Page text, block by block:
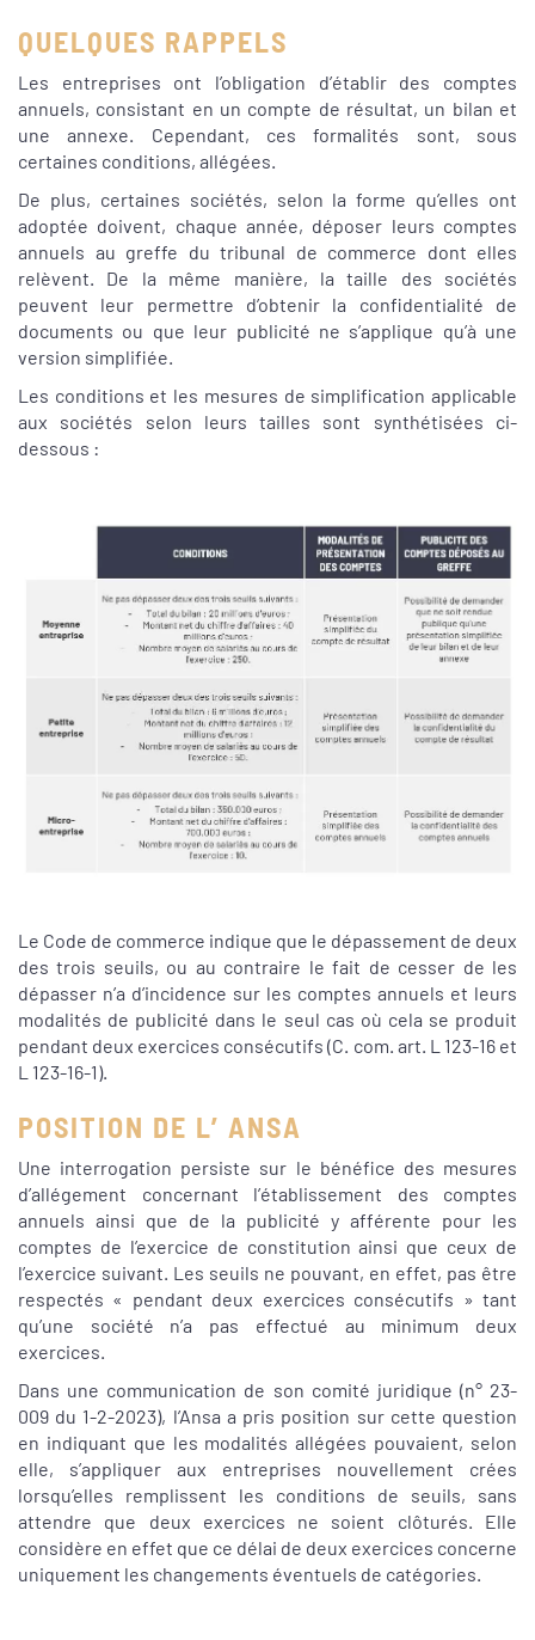
QUELQUES RAPPELS
Les entreprises ont l’obligation d’établir des comptes
annuels, consistant en un compte de résultat, un bilan et
une annexe. Cependant, ces formalités sont, sous
certaines conditions, allégées.
De plus, certaines sociétés, selon la forme qu’elles ont
adoptée doivent, chaque année, déposer leurs comptes
annuels au greffe du tribunal de commerce dont elles
relèvent. De la même manière, la taille des sociétés
peuvent leur permettre d’obtenir la confidentialité de
documents ou que leur publicité ne s’applique qu’à une
version simplifiée.
Les conditions et les mesures de simplification applicable
aux sociétés selon leurs tailles sont synthétisées ci-
dessous :
Le Code de commerce indique que le dépassement de deux
des trois seuils, ou au contraire le fait de cesser de les
dépasser n’a d’incidence sur les comptes annuels et leurs
modalités de publicité dans le seul cas où cela se produit
pendant deux exercices consécutifs (C. com. art. L 123-16 et
L 123-16-1).
POSITION DE L’ ANSA
Une interrogation persiste sur le bénéfice des mesures
d’allégement concernant l’établissement des comptes
annuels ainsi que de la publicité y afférente pour les
comptes de l’exercice de constitution ainsi que ceux de
l’exercice suivant. Les seuils ne pouvant, en effet, pas être
respectés « pendant deux exercices consécutifs » tant
qu’une société n’a pas effectué au minimum deux
exercices.
Dans une communication de son comité juridique (n° 23-
009 du 1-2-2023), l’Ansa a pris position sur cette question
en indiquant que les modalités allégées pouvaient, selon
elle, s’appliquer aux entreprises nouvellement crées
lorsqu’elles remplissent les conditions de seuils, sans
attendre que deux exercices ne soient clôturés. Elle
considère en effet que ce délai de deux exercices concerne
uniquement les changements éventuels de catégories.